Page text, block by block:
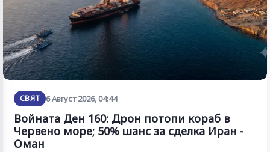
СВЯТ 6 Август 2026, 04:44
Войната Ден 160: Дрон потопи кораб в
Червено море; 50% шанс за сделка Иран -
Оман